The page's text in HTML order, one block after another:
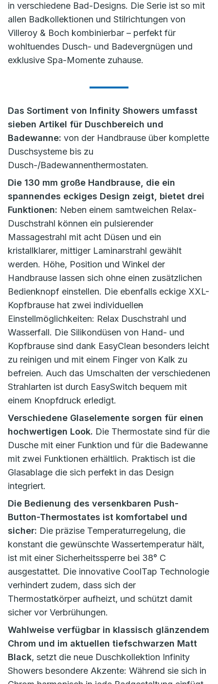
in verschiedene Bad-Designs. Die Serie ist so mit
allen Badkollektionen und Stilrichtungen von
Villeroy & Boch kombinierbar – perfekt für
wohltuendes Dusch- und Badevergnügen und
exklusive Spa-Momente zuhause.
Das Sortiment von Infinity Showers umfasst
sieben Artikel für Duschbereich und
Badewanne: von der Handbrause über komplette
Duschsysteme bis zu
Dusch-/Badewannenthermostaten.
Die 130 mm große Handbrause, die ein
spannendes eckiges Design zeigt, bietet drei
Funktionen: Neben einem samtweichen Relax-
Duschstrahl können ein pulsierender
Massagestrahl mit acht Düsen und ein
kristallklarer, mittiger Laminarstrahl gewählt
werden. Höhe, Position und Winkel der
Handbrause lassen sich ohne einen zusätzlichen
Bedienknopf einstellen. Die ebenfalls eckige XXL-
Kopfbrause hat zwei individuellen
Einstellmöglichkeiten: Relax Duschstrahl und
Wasserfall. Die Silikondüsen von Hand- und
Kopfbrause sind dank EasyClean besonders leicht
zu reinigen und mit einem Finger von Kalk zu
befreien. Auch das Umschalten der verschiedenen
Strahlarten ist durch EasySwitch bequem mit
einem Knopfdruck erledigt.
Verschiedene Glaselemente sorgen für einen
hochwertigen Look. Die Thermostate sind für die
Dusche mit einer Funktion und für die Badewanne
mit zwei Funktionen erhältlich. Praktisch ist die
Glasablage die sich perfekt in das Design
integriert.
Die Bedienung des versenkbaren Push-
Button-Thermostates ist komfortabel und
sicher: Die präzise Temperaturregelung, die
konstant die gewünschte Wassertemperatur hält,
ist mit einer Sicherheitssperre bei 38° C
ausgestattet. Die innovative CoolTap Technologie
verhindert zudem, dass sich der
Thermostatkörper aufheizt, und schützt damit
sicher vor Verbrühungen.
Wahlweise verfügbar in klassisch glänzendem
Chrom und im aktuellen tiefschwarzen Matt
Black, setzt die neue Duschkollektion Infinity
Showers besondere Akzente: Während sie sich in